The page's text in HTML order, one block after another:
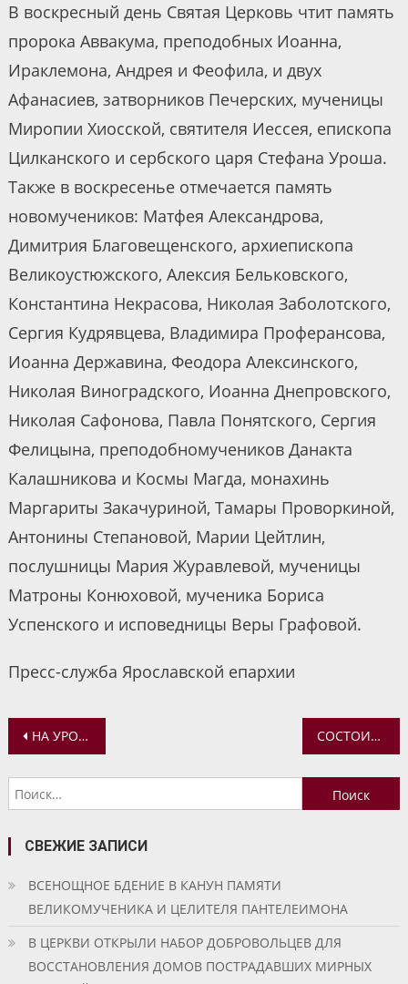
В воскресный день Святая Церковь чтит память
пророка Аввакума, преподобных Иоанна,
Ираклемона, Андрея и Феофила, и двух
Афанасиев, затворников Печерских, мученицы
Миропии Хиосской, святителя Иессея, епископа
Цилканского и сербского царя Стефана Уроша.
Также в воскресенье отмечается память
новомучеников: Матфея Александрова,
Димитрия Благовещенского, архиепископа
Великоустюжского, Алексия Бельковского,
Константина Некрасова, Николая Заболотского,
Сергия Кудрявцева, Владимира Проферансова,
Иоанна Державина, Феодора Алексинского,
Николая Виноградского, Иоанна Днепровского,
Николая Сафонова, Павла Понятского, Сергия
Фелицына, преподобномучеников Данакта
Калашникова и Космы Магда, монахинь
Маргариты Закачуриной, Тамары Проворкиной,
Антонины Степановой, Марии Цейтлин,
послушницы Мария Журавлевой, мученицы
Матроны Конюховой, мученика Бориса
Успенского и исповедницы Веры Графовой.
Пресс-служба Ярославской епархии
Навигация
по
записям
НА УРОКЕ В ВОСКРЕСНОЙ ШКОЛЕ ДЕТЯМ РАССКАЗАЛИ О БОГОСЛУЖЕБНЫХ ПРЕДМЕТАХ СОСТОИТСЯ ПОКАЗ ФИЛЬМА О СЕМЬЕ ПРЕОБРАЖЕНСКИХ И ПРЕЗЕНТАЦИЯ КНИГИ «МИЛАЯ АЛЯ»
Найти:
СВЕЖИЕ ЗАПИСИ
ВСЕНОЩНОЕ БДЕНИЕ В КАНУН ПАМЯТИ
ВЕЛИКОМУЧЕНИКА И ЦЕЛИТЕЛЯ ПАНТЕЛЕИМОНА
В ЦЕРКВИ ОТКРЫЛИ НАБОР ДОБРОВОЛЬЦЕВ ДЛЯ
ВОССТАНОВЛЕНИЯ ДОМОВ ПОСТРАДАВШИХ МИРНЫХ